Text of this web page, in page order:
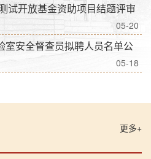
试开放基金资助项目结题评审
05-20
室安全督查员拟聘人员名单公
05-18
更多+